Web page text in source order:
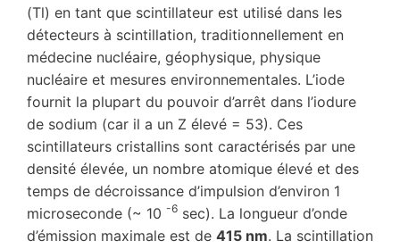
(Tl) en tant que scintillateur est utilisé dans les
détecteurs à scintillation, traditionnellement en
médecine nucléaire, géophysique, physique
nucléaire et mesures environnementales. L’iode
fournit la plupart du pouvoir d’arrêt dans l’iodure
de sodium (car il a un Z élevé = 53). Ces
scintillateurs cristallins sont caractérisés par une
densité élevée, un nombre atomique élevé et des
temps de décroissance d’impulsion d’environ 1
microseconde (~ 10 -6 sec). La longueur d’onde
d’émission maximale est de 415 nm. La scintillation